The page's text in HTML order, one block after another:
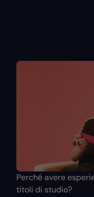
Perché avere
titoli di studio?